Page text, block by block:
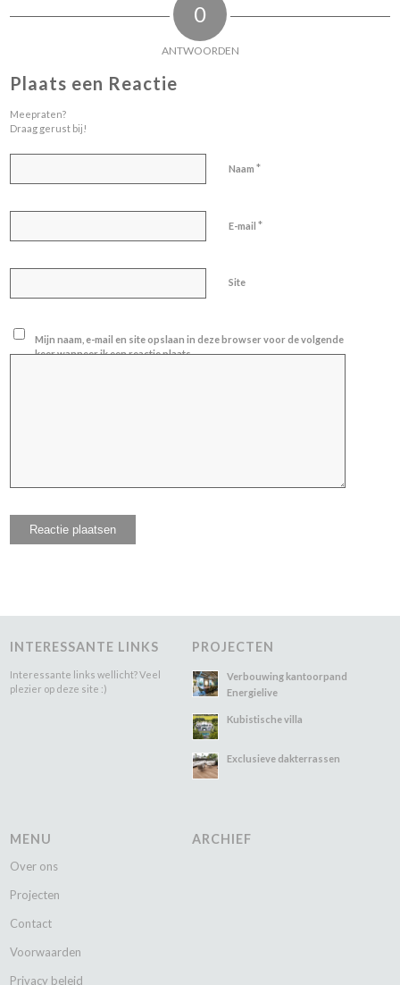
0
ANTWOORDEN
Plaats een Reactie
Meepraten?
Draag gerust bij!
Naam*
E-mail*
Site
Mijn naam, e-mail en site opslaan in deze browser voor de volgende
keer wanneer ik een reactie plaats.
INTERESSANTE LINKS
Interessante links wellicht? Veel
plezier op deze site :)
PROJECTEN
Verbouwing kantoorpand
Energielive
Kubistische villa
Exclusieve dakterrassen
MENU
Over ons
Projecten
Contact
Voorwaarden
Privacy beleid
ARCHIEF